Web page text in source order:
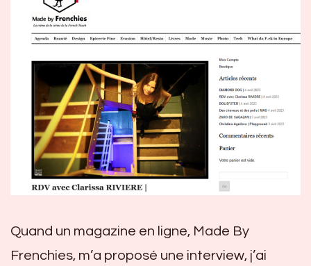
Quand un magazine en ligne, Made By
Frenchies, m’a proposé une interview, j’ai